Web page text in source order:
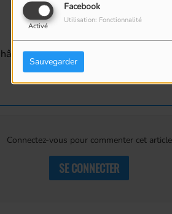
Facebook
Activé
Utilisation: Fonctionnalité
Sauvegarder
!
Connectez-vous pour commenter cet article
SE CONNECTER